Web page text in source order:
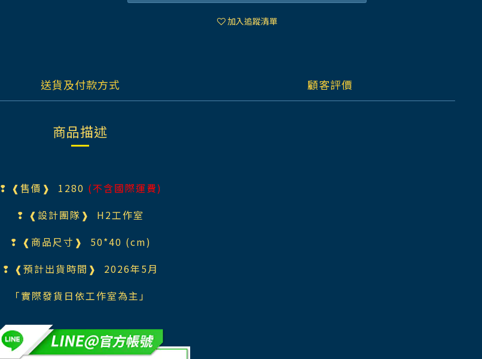
加入追蹤清單
送貨及付款方式 顧客評價
商品描述
❢ ❰售價❱ 1280 (不含國際運費)
❢ ❰設計團隊❱ H2工作室
❢ ❰商品尺寸❱ 50*40 (cm)
❢ ❰預計出貨時間❱ 2026年5月
「實際發貨日依工作室為主」